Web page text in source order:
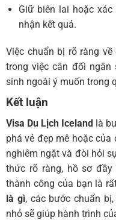
Giữ biên lai hoặc
nhận kết quả.
Việc chuẩn bị rõ ràng
trong việc cân đối ngân
sinh ngoài ý muốn trong
Kết luận
Visa Du Lịch Iceland là
phá vẻ đẹp mê hoặc
nghiêm ngặt và đòi hỏi
thức rõ ràng, hồ sơ
thành công của bạn là
là gì, các bước chuẩn
nhỏ sẽ giúp hành trình